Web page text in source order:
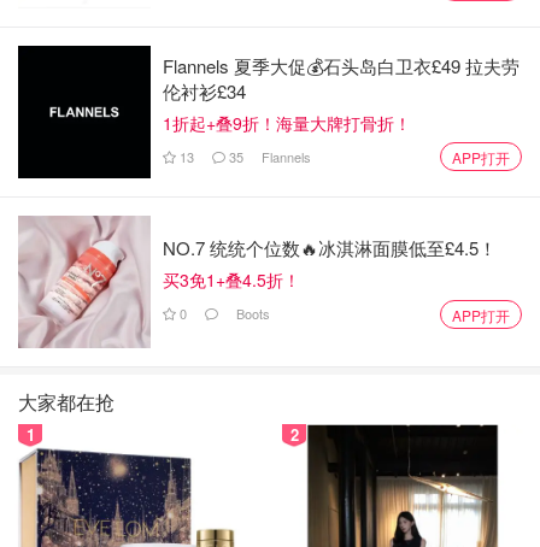
Flannels 夏季大促💰石头岛白卫衣£49 拉夫劳
伦衬衫£34
1折起+叠9折！海量大牌打骨折！
13 35 Flannels APP打开
NO.7 统统个位数🔥冰淇淋面膜低至£4.5！
买3免1+叠4.5折！
0 Boots APP打开
大家都在抢
1 2